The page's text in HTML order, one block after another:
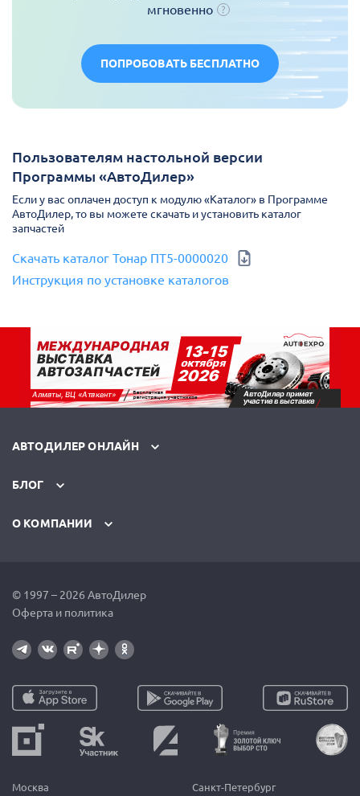
мгновенно
ПОПРОБОВАТЬ БЕСПЛАТНО
Пользователям настольной версии
Программы «АвтоДилер»
Если у вас оплачен доступ к модулю «Каталог» в Программе
АвтоДилер, то вы можете скачать и установить каталог
запчастей
Скачать каталог Тонар ПТ5-0000020
Инструкция по установке каталогов
АВТОДИЛЕР ОНЛАЙН
БЛОГ
О КОМПАНИИ
© 1997 – 2026 АвтоДилер
Оферта и политика
Москва Санкт-Петербург